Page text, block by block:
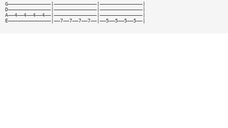
G——————————————|——————————————|——————————————|
D——————————————|——————————————|——————————————|
A——4——4——4——4——|——————————————|——————————————|
E——————————————|——7——7——7——7——|——5——5——5——5——|